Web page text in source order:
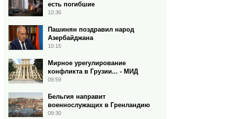
есть погибшие
10:36
Пашинян поздравил народ
Азербайджана
10:15
Мирное урегулирование
конфликта в Грузии... - МИД
09:59
Бельгия направит
военнослужащих в Гренландию
09:30